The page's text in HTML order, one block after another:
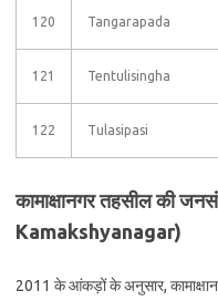
120 Tangarapada
121 Tentulisingha
122 Tulasipasi
कामाक्षानगर तहसील की
Kamakshyanagar)
2011 के आंकड़ों के अनुसार,